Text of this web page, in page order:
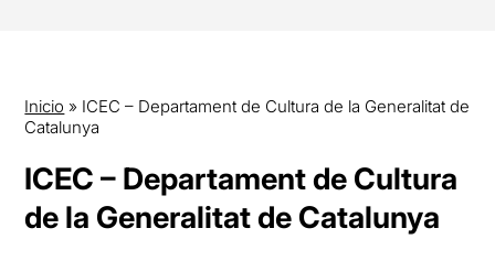
Inicio » ICEC – Departament de Cultura de la Generalitat de
Catalunya
ICEC – Departament de Cultura
de la Generalitat de Catalunya